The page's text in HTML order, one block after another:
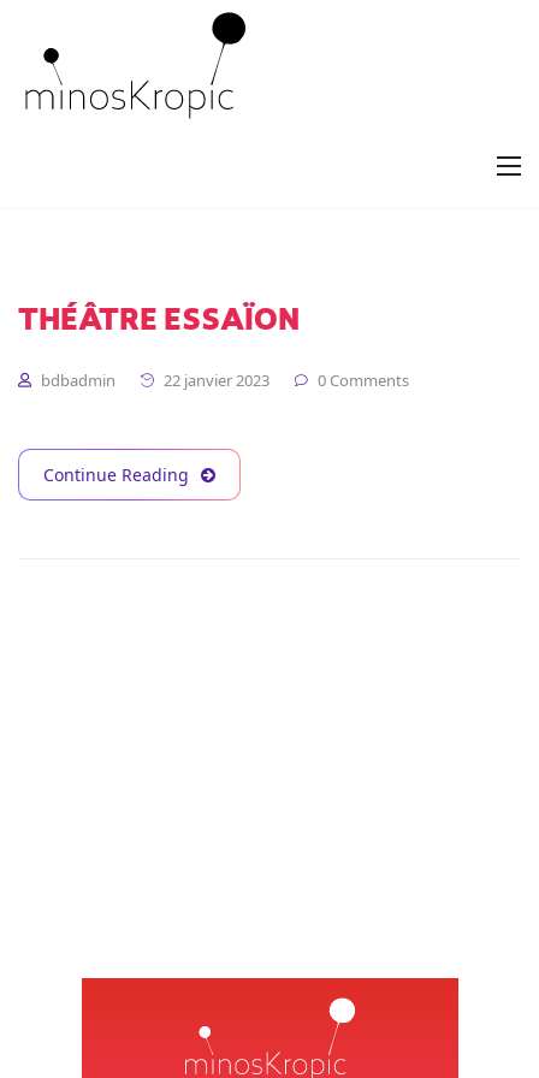
THÉÂTRE ESSAÏON
bdbadmin 22 janvier 2023 0 Comments
Continue Reading